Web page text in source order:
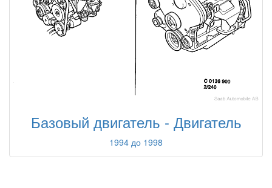
Базовый двигатель - Двигатель
1994 до 1998